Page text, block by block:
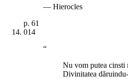
— Hierocles
p. 61
014
“
Nu vom putea cinsti
Divinitatea